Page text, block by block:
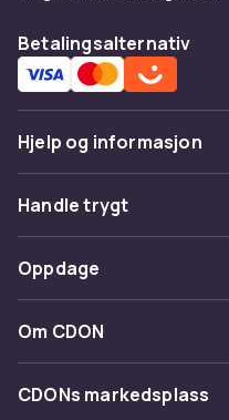
Betalingsalternativ
Hjelp og informasjon
Vanlige spørsmål
Spor pakke
Angre & returner her
Kontakt oss
Handle trygt
Betaling
Levering
Tilbakekallinger
Oppdage
Kategorier
Varemerker
Om CDON
Om oss
CDONs markedsplass